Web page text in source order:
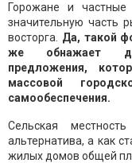
Горожане и частные
значительную часть
восторга. Да, такой
же обнажает
предложения,
массовой
самообеспечения.
Сельская
альтернатива, а как
жилых домов общей